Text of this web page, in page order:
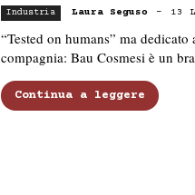
Industria Laura Seguso - 13
“Tested on humans” ma
compagnia: Bau Cosmesi è un
Continua a leggere